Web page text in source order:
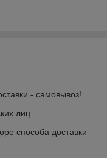
- самовывоз!
лиц
способа доставки